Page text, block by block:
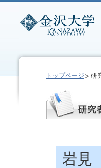
トップページ 研
岩